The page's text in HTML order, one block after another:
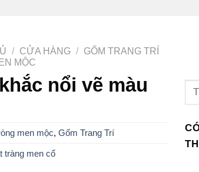
/ CỬA HÀNG / GỐM TRANG TRÍ
MỘC
nổi vẽ màu
men mộc, Gốm Trang Trí
tràng men cổ